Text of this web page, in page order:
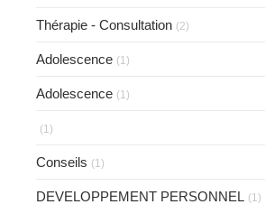
Thérapie - Consultation (2)
Adolescence (1)
Adolescence (1)
(1)
Conseils (1)
DEVELOPPEMENT PERSONNEL (1)